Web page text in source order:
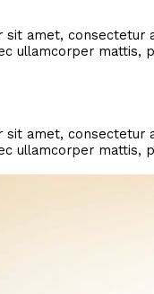
sit amet, consectetur
ullamcorper mattis,
sit amet, consectetur
ullamcorper mattis,